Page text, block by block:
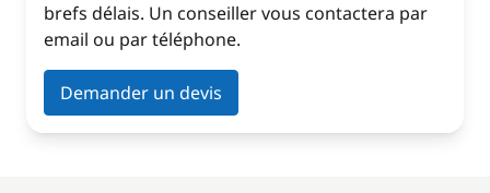
brefs délais. Un conseiller vous contactera par
email ou par téléphone.
Demander un devis